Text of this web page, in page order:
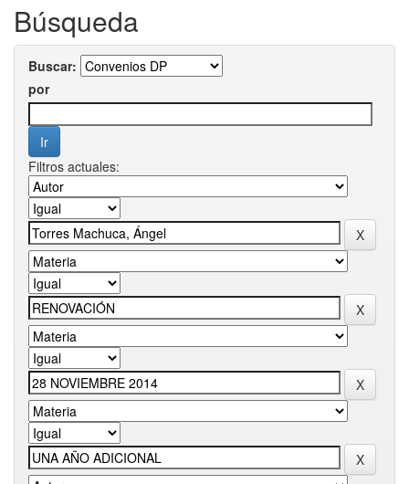
Búsqueda
Buscar:
por
Filtros actuales: